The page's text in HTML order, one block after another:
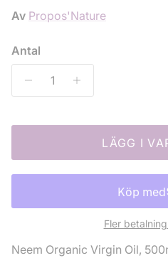
Av Propos'Nature
Antal
LÄGG I
Fler
Neem Organic Virgin Oil,